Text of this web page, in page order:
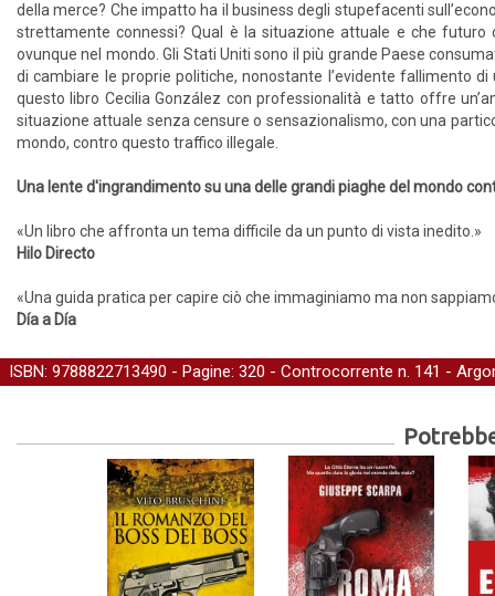
della merce? Che impatto ha il business degli stupefacenti
strettamente connessi? Qual è la situazione attuale e che
ovunque nel mondo. Gli Stati Uniti sono il più grande Paese
di cambiare le proprie politiche, nonostante l’evidente fallimento
questo libro Cecilia González con professionalità e tatto offre
situazione attuale senza censure o sensazionalismo, con una
mondo, contro questo traffico illegale.
Una lente d'ingrandimento su una delle grandi piaghe del mondo
«Un libro che affronta un tema difficile da un punto di vista inedito.»
Hilo Directo
«Una guida pratica per capire ciò che immaginiamo ma non
Día a Día
ISBN: 9788822713490 - Pagine: 320 - Controcorrente n. 141 -